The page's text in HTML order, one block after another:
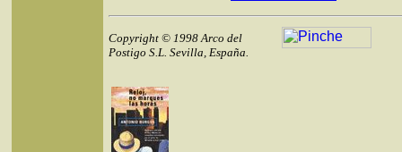
Copyright © 1998 Arco del
Postigo S.L. Sevilla, España.